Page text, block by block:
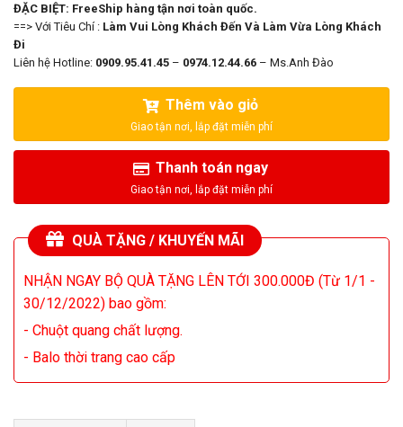
ĐẶC BIỆT: FreeShip hàng tận nơi toàn quốc.
==> Với Tiêu Chí : Làm Vui Lòng Khách Đến Và Làm Vừa Lòng Khách
Đi
Liên hệ Hotline: 0909.95.41.45 – 0974.12.44.66 – Ms.Anh Đào
Thêm vào giỏ
Thanh toán ngay
QUÀ TẶNG / KHUYẾN MÃI
NHẬN NGAY BỘ QUÀ TẶNG LÊN TỚI 300.000Đ (Từ 1/1 -
30/12/2022) bao gồm:
- Chuột quang chất lượng.
- Balo thời trang cao cấp